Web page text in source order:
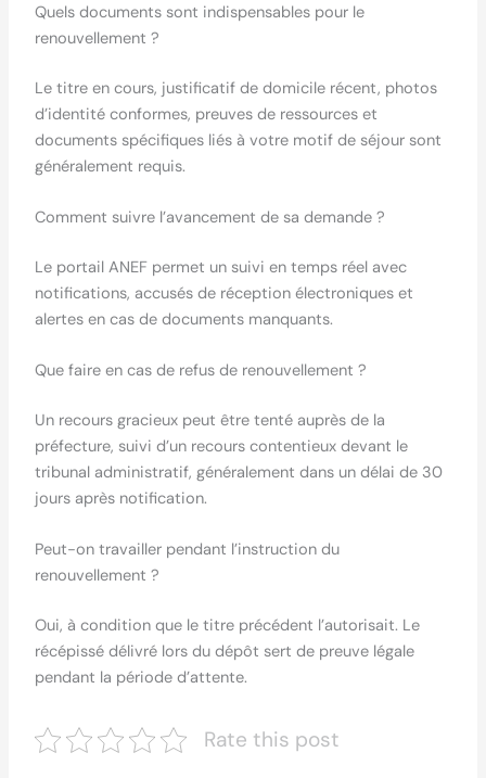
Quels documents sont indispensables pour le
renouvellement ?
Le titre en cours, justificatif de domicile récent, photos
d’identité conformes, preuves de ressources et
documents spécifiques liés à votre motif de séjour sont
généralement requis.
Comment suivre l’avancement de sa demande ?
Le portail ANEF permet un suivi en temps réel avec
notifications, accusés de réception électroniques et
alertes en cas de documents manquants.
Que faire en cas de refus de renouvellement ?
Un recours gracieux peut être tenté auprès de la
préfecture, suivi d’un recours contentieux devant le
tribunal administratif, généralement dans un délai de 30
jours après notification.
Peut-on travailler pendant l’instruction du
renouvellement ?
Oui, à condition que le titre précédent l’autorisait. Le
récépissé délivré lors du dépôt sert de preuve légale
pendant la période d’attente.
Rate this post